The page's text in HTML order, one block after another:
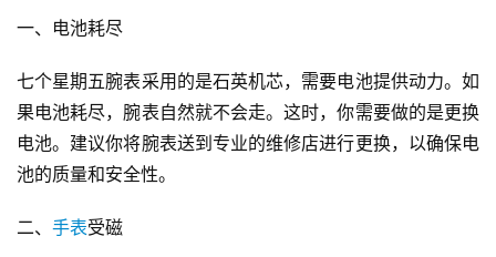
一、电池耗尽
七个星期五腕表采用的是石英机芯，需要电池提供动力。如
果电池耗尽，腕表自然就不会走。这时，你需要做的是更换
电池。建议你将腕表送到专业的维修店进行更换，以确保电
池的质量和安全性。
二、 手表受磁